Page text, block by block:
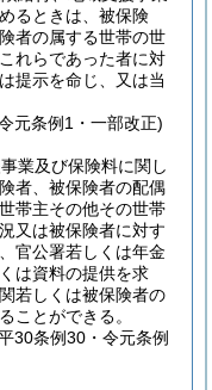
るときは、被保険
者の属する世帯の世
れらであった者に対
提示を命じ、又は当
元条例1・一部改正)
業及び保険料に関し
者、被保険者の配偶
帯主その他その世帯
又は被保険者に対す
官公署若しくは年金
は資料の提供を求
若しくは被保険者の
ことができる。
30条例30・令元条例